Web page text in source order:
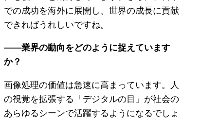
での成功を海外に展開し、世界の成長に貢献
できればうれしいですね。
――業界の動向をどのように捉えています
か？
画像処理の価値は急速に高まっています。人
の視覚を拡張する「デジタルの目」が社会の
あらゆるシーンで活躍するようになるでしょ